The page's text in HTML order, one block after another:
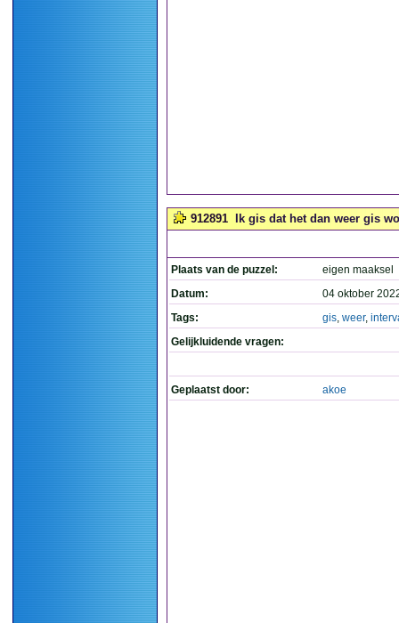
912891 Ik gis dat het dan weer gis
Plaats van de puzzel:
eigen maaksel
Datum:
04 oktober
Tags:
gis, weer,
Gelijkluidende vragen:
Geplaatst door: akoe